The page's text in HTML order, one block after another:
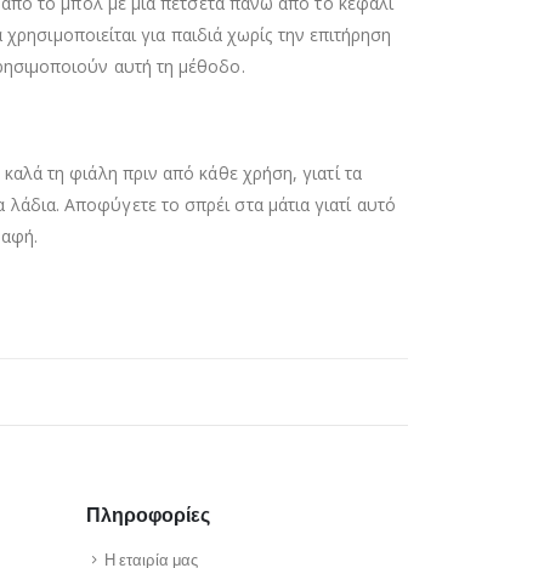
για παιδιά χωρίς την επιτήρηση
αυτή τη μέθοδο.
τη φιάλη πριν από κάθε χρήση, γιατί τα
Αποφύγετε το σπρέι στα μάτια γιατί αυτό
Πληροφορίες
Η εταιρία μας